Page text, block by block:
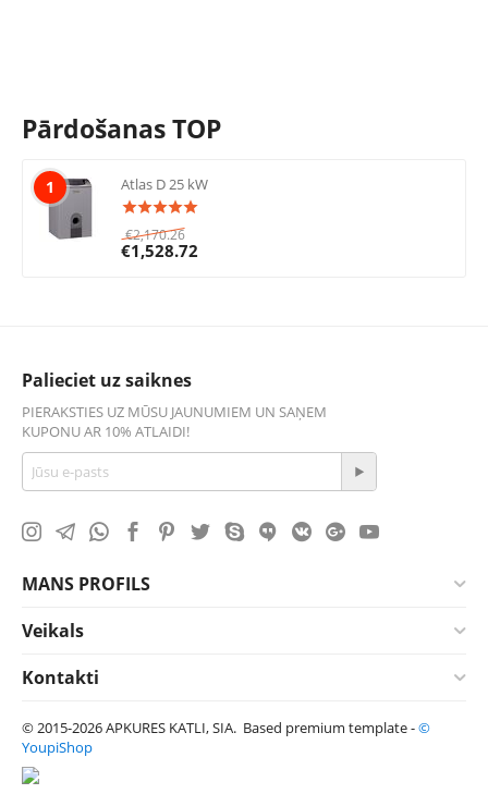
Pārdošanas TOP
1 Atlas D 25 kW
€2,170.26
€1,528.72
Palieciet uz saiknes
PIERAKSTIES UZ MŪSU JAUNUMIEM UN SAŅEM
KUPONU AR 10% ATLAIDI!
MANS PROFILS
Veikals
Kontakti
© 2015-2026 APKURES KATLI, SIA. Based premium template -©
YoupiShop